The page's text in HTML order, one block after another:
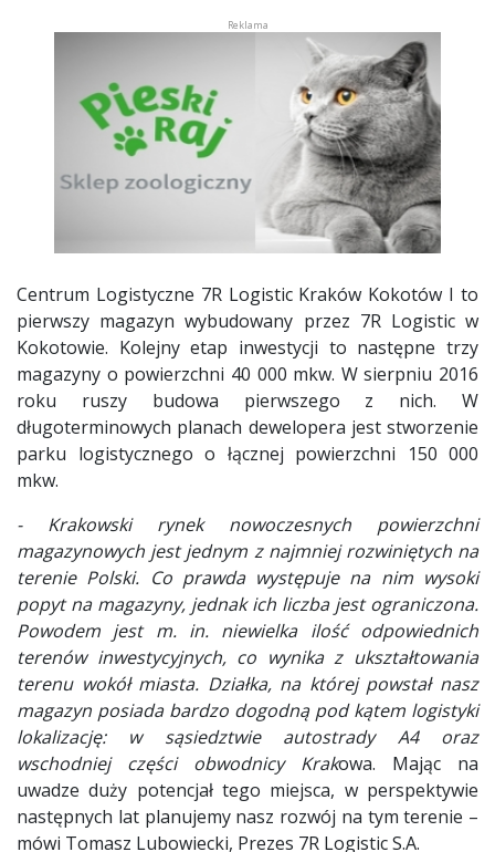
Centrum Logistyczne 7R Logistic Kraków Kokotów I to
pierwszy magazyn wybudowany przez 7R Logistic w
Kokotowie. Kolejny etap inwestycji to następne trzy
magazyny o powierzchni 40 000 mkw. W sierpniu 2016
roku ruszy budowa pierwszego z nich. W
długoterminowych planach dewelopera jest stworzenie
parku logistycznego o łącznej powierzchni 150 000
mkw.
- Krakowski rynek nowoczesnych powierzchni
magazynowych jest jednym z najmniej rozwiniętych na
terenie Polski. Co prawda występuje na nim wysoki
popyt na magazyny, jednak ich liczba jest ograniczona.
Powodem jest m. in. niewielka ilość odpowiednich
terenów inwestycyjnych, co wynika z ukształtowania
terenu wokół miasta. Działka, na której powstał nasz
magazyn posiada bardzo dogodną pod kątem logistyki
lokalizację: w sąsiedztwie autostrady A4 oraz
wschodniej części obwodnicy Krakowa. Mając na
uwadze duży potencjał tego miejsca, w perspektywie
następnych lat planujemy nasz rozwój na tym terenie –
mówi Tomasz Lubowiecki, Prezes 7R Logistic S.A.